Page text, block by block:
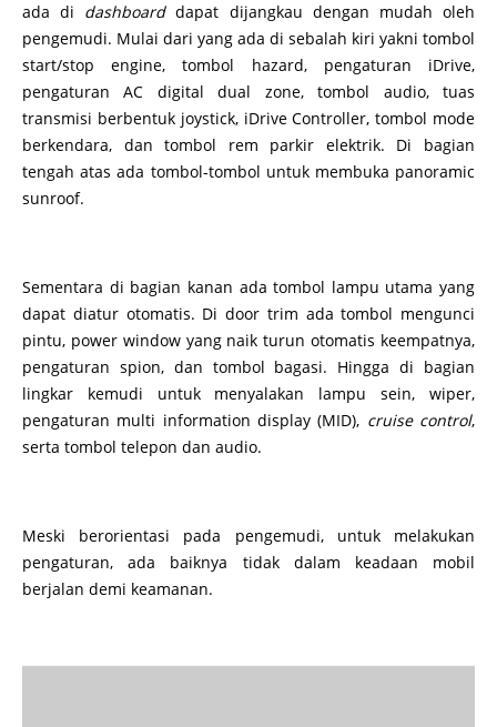
ada di dashboarddapat dijangkau dengan mudah oleh
pengemudi. Mulai dari yang ada di sebalah kiri yakni tombol
start/stop engine, tombol hazard, pengaturan iDrive,
pengaturan AC digital dual zone, tombol audio, tuas
transmisi berbentuk joystick, iDrive Controller, tombol mode
berkendara, dan tombol rem parkir elektrik. Di bagian
tengah atas ada tombol-tombol untuk membuka panoramic
sunroof.
Sementara di bagian kanan ada tombol lampu utama yang
dapat diatur otomatis. Di door trim ada tombol mengunci
pintu, power window yang naik turun otomatis keempatnya,
pengaturan spion, dan tombol bagasi. Hingga di bagian
lingkar kemudi untuk menyalakan lampu sein, wiper,
pengaturan multi information display (MID), cruise control,
serta tombol telepon dan audio.
Meski berorientasi pada pengemudi, untuk melakukan
pengaturan, ada baiknya tidak dalam keadaan mobil
berjalan demi keamanan.